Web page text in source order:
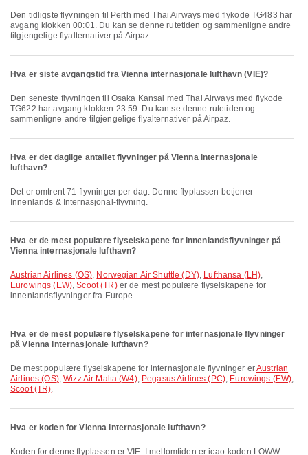
Den tidligste flyvningen til Perth med Thai Airways med flykode TG483 har
avgang klokken 00:01. Du kan se denne rutetiden og sammenligne andre
tilgjengelige flyalternativer på Airpaz.
Hva er siste avgangstid fra Vienna internasjonale lufthavn (VIE)?
Den seneste flyvningen til Osaka Kansai med Thai Airways med flykode
TG622 har avgang klokken 23:59. Du kan se denne rutetiden og
sammenligne andre tilgjengelige flyalternativer på Airpaz.
Hva er det daglige antallet flyvninger på Vienna internasjonale
lufthavn?
Det er omtrent 71 flyvninger per dag. Denne flyplassen betjener
Innenlands & Internasjonal-flyvning.
Hva er de mest populære flyselskapene for innenlandsflyvninger på
Vienna internasjonale lufthavn?
Austrian Airlines (OS), Norwegian Air Shuttle (DY), Lufthansa (LH),
Eurowings (EW),Scoot (TR)er de mest populære flyselskapene for
innenlandsflyvninger fra Europe.
Hva er de mest populære flyselskapene for internasjonale flyvninger
på Vienna internasjonale lufthavn?
De mest populære flyselskapene for internasjonale flyvninger erAustrian
Airlines (OS),Wizz Air Malta (W4), Pegasus Airlines (PC), Eurowings (EW),
Scoot (TR).
Hva er koden for Vienna internasjonale lufthavn?
Koden for denne flyplassen er VIE. I mellomtiden er icao-koden LOWW.